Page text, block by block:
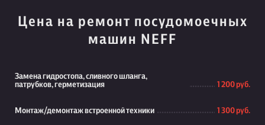
Цена на ремонт посудомоечных
машин NEFF
Замена гидростопа, сливного шланга,
патрубков, герметизация
1 200 руб.
Монтаж/демонтаж встроенной техники 1 300 руб.